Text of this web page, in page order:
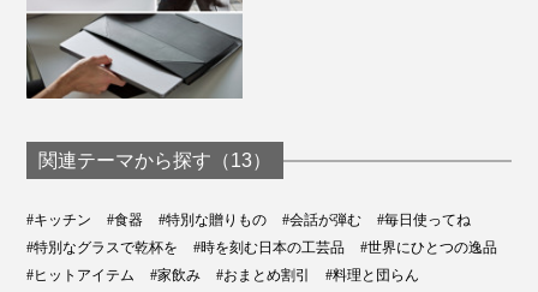
関連テーマから探す（13）
#キッチン #食器 #特別な贈りもの #会話が弾む
#毎日使ってね
#特別なグラスで乾杯を
#時を刻む日本の工芸品
#世界にひとつの逸品
#ヒットアイテム
#家飲み #おまとめ割引
#料理と団らん